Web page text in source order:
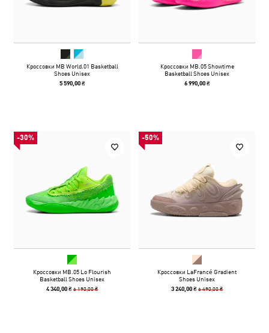
Кроссовки MB World.01 Basketball
Shoes Unisex
5 590,00 ₴
Кроссовки MB.05 Showtime
Basketball Shoes Unisex
6 990,00 ₴
-30%
Кроссовки MB.05 Lo Flourish
Basketball Shoes Unisex
4 340,00 ₴6 190,00 ₴
-50%
Кроссовки LaFrancé Gradient
Shoes Unisex
3 240,00 ₴6 490,00 ₴